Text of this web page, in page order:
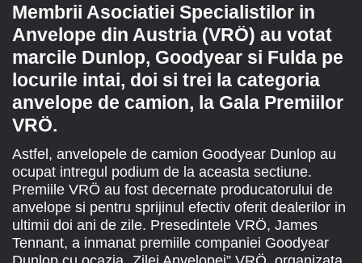
Membrii Asociatiei Specialistilor in
Anvelope din Austria (VRÖ) au votat
marcile Dunlop, Goodyear si Fulda pe
locurile intai, doi si trei la categoria
anvelope de camion, la Gala Premiilor
VRÖ.
Astfel, anvelopele de camion Goodyear Dunlop au
ocupat intregul podium de la aceasta sectiune.
Premiile VRÖ au fost decernate producatorului de
anvelope si pentru sprijinul efectiv oferit dealerilor in
ultimii doi ani de zile. Presedintele VRÖ, James
Tennant, a inmanat premiile companiei Goodyear